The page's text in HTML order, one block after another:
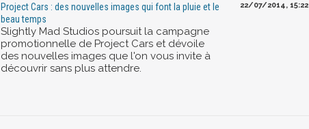
Project Cars : des nouvelles images qui font la pluie et le
beau temps
Slightly Mad Studios poursuit la campagne
promotionnelle de Project Cars et dévoile
des nouvelles images que l'on vous invite à
découvrir sans plus attendre.
22/07/2014, 15:22